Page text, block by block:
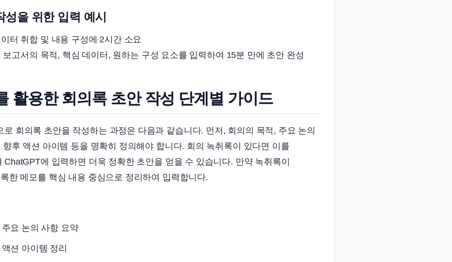
성을 위한 입력 예시
터 취합 및 내용 구성에 2시간 소요
보고서의 목적, 핵심 데이터, 원하는 구성 요소를 입력하여 15분 만에 초안 완성
활용한 회의록 초안 작성 단계별 가이드
로 회의록 초안을 작성하는 과정은 다음과 같습니다. 먼저, 회의의 목적, 주요 논의
향후 액션 아이템 등을 명확히 정의해야 합니다. 회의 녹취록이 있다면 이를
ChatGPT에 입력하면 더욱 정확한 초안을 얻을 수 있습니다. 만약 녹취록이
한 메모를 핵심 내용 중심으로 정리하여 입력합니다.
요 논의 사항 요약
션 아이템 정리